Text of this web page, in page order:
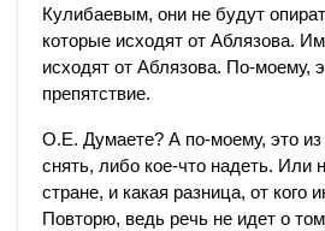
Кулибаевым, они не будут
которые исходят от Аблязова.
исходят от Аблязова. По-моему,
препятствие.
О.Е. Думаете? А по-моему, это из
снять, либо кое-что надеть. Или
стране, и какая разница, от кого
Повторю, ведь речь не идет о